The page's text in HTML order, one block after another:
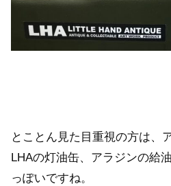
とことん見た目重視の方は、
LHAの灯油缶、アラジンの給
っぽいですね。